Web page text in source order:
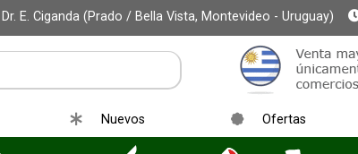
E. Ciganda (Prado / Bella Vista, Montevideo - Uruguay)
Nuevos Ofertas